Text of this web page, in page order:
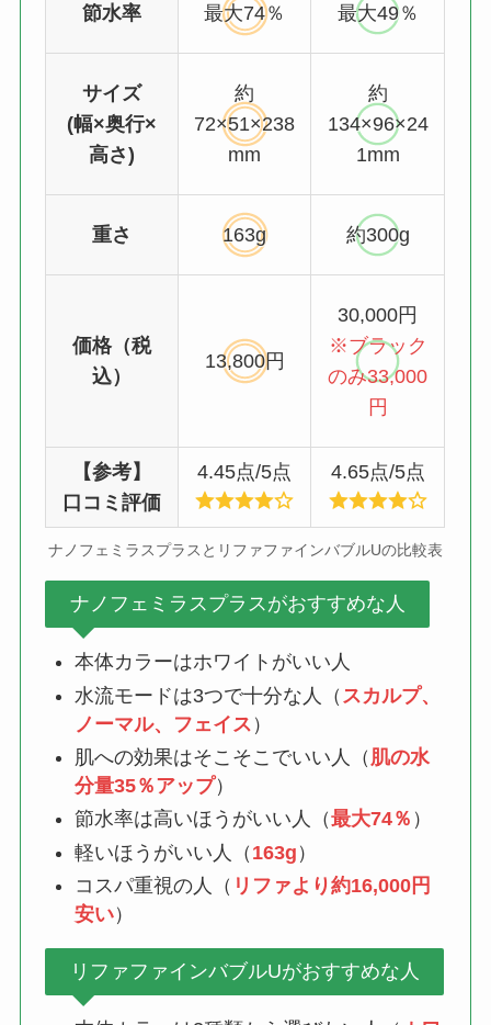
節水率 最大74％ 最大49％
サイズ
(幅×奥行×
高さ)
約
72×51×238
mm
約
134×96×24
1mm
重さ 163g 約300g
価格（税
込）
13,800円
30,000円
※ブラック
のみ33,000
円
【参考】
口コミ評価
4.45点/5点 4.65点/5点
ナノフェミラスプラスとリファファインバブルUの比較表
ナノフェミラスプラスがおすすめな人
本体カラーはホワイトがいい人
水流モードは3つで十分な人（ スカルプ、
ノーマル、フェイス ）
肌への効果はそこそこでいい人（ 肌の水
分量35％アップ）
節水率は高いほうがいい人（最大74％ ）
軽いほうがいい人（ 163g ）
コスパ重視の人（ リファより約16,000円
安い）
リファファインバブルUがおすすめな人